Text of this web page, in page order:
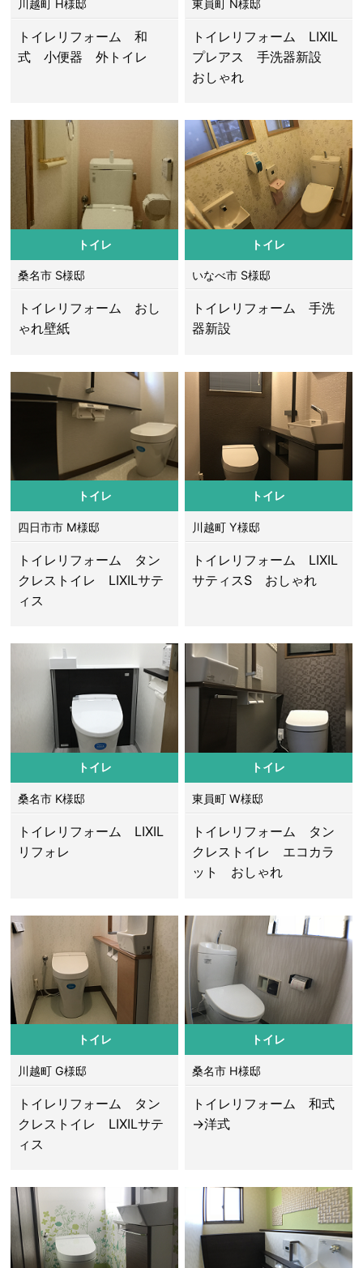
川越町 H様邸
トイレリフォーム 和
式 小便器 外トイレ
東員町 N様邸
トイレリフォーム LIXIL
プレアス 手洗器新設
おしゃれ
トイレ
桑名市 S様邸
トイレリフォーム おし
ゃれ壁紙
トイレ
いなべ市 S様邸
トイレリフォーム 手洗
器新設
トイレ
四日市市 M様邸
トイレリフォーム タン
クレストイレ LIXILサテ
ィス
トイレ
川越町 Y様邸
トイレリフォーム LIXIL
サティスS おしゃれ
トイレ
桑名市 K様邸
トイレリフォーム LIXIL
リフォレ
トイレ
東員町 W様邸
トイレリフォーム タン
クレストイレ エコカラ
ット おしゃれ
トイレ
川越町 G様邸
トイレリフォーム タン
クレストイレ LIXILサテ
ィス
トイレ
桑名市 H様邸
トイレリフォーム 和式
→洋式